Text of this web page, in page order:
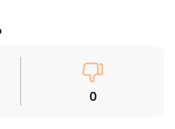
0